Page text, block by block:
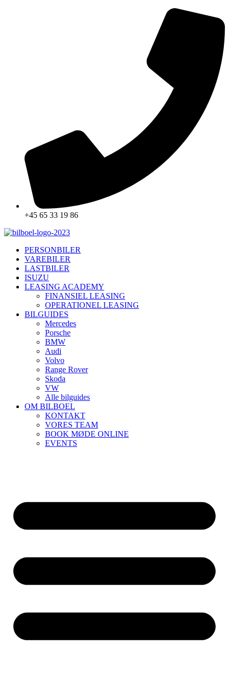
+45 65 33 19 86
PERSONBILER
VAREBILER
LASTBILER
ISUZU
LEASING ACADEMY
FINANSIEL LEASING
OPERATIONEL LEASING
BILGUIDES
Mercedes
Porsche
BMW
Audi
Volvo
Range Rover
Skoda
VW
Alle bilguides
OM BILBOEL
KONTAKT
VORES TEAM
BOOK MØDE ONLINE
EVENTS